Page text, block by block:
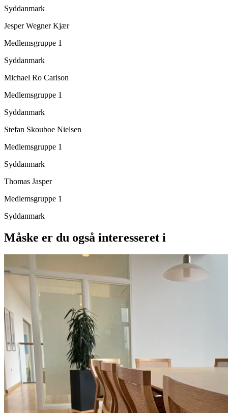
Syddanmark
Jesper Wegner Kjær
Medlemsgruppe 1
Syddanmark
Michael Ro Carlson
Medlemsgruppe 1
Syddanmark
Stefan Skouboe Nielsen
Medlemsgruppe 1
Syddanmark
Thomas Jasper
Medlemsgruppe 1
Syddanmark
Måske er du også interesseret i